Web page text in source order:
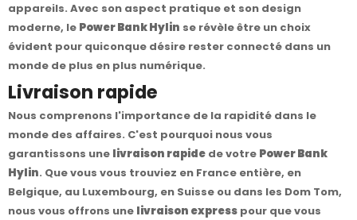
appareils. Avec son aspect pratique et son design
moderne, le Power Bank Hylin se révèle être un choix
évident pour quiconque désire rester connecté dans un
monde de plus en plus numérique.
Livraison rapide
Nous comprenons l'importance de la rapidité dans le
monde des affaires. C'est pourquoi nous vous
garantissons une livraison rapide de votre Power Bank
Hylin. Que vous vous trouviez en France entière, en
Belgique, au Luxembourg, en Suisse ou dans les Dom Tom,
nous vous offrons une livraison express pour que vous